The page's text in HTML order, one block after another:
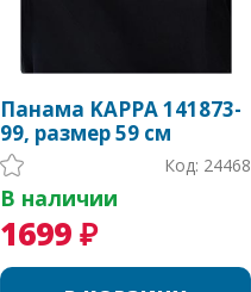
Панама KAPPA 141873-
99, размер 59 см
Код: 24468
В наличии
1699 ₽